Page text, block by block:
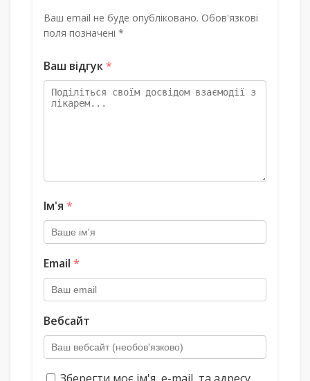
Ваш email не буде опубліковано. Обов'язкові
поля позначені *
Ваш відгук*
Ім'я *
Email *
Вебсайт